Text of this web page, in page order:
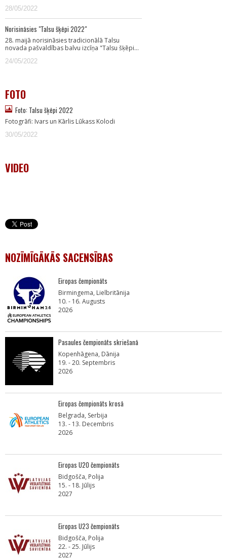
28/05/2022
Norisināsies "Talsu šķēpi 2022"
28. maijā norisināsies tradicionālā Talsu
novada pašvaldības balvu izcīņa "Talsu šķēpi…
24/05/2022
FOTO
Foto: Talsu šķēpi 2022
Fotogrāfi: Ivars un Kārlis Lūkass Kolodi
30/05/2022
VIDEO
NOZĪMĪGĀKĀS SACENSĪBAS
Eiropas čempionāts
Birmingema, Lielbritānija
10. - 16. Augusts
2026
Pasaules čempionāts skriešanā
Kopenhāgena, Dānija
19. - 20. Septembris
2026
Eiropas čempionāts krosā
Belgrada, Serbija
13. - 13. Decembris
2026
Eiropas U20 čempionāts
Bidgošča, Polija
15. - 18. Jūlijs
2027
Eiropas U23 čempionāts
Bidgošča, Polija
22. - 25. Jūlijs
2027